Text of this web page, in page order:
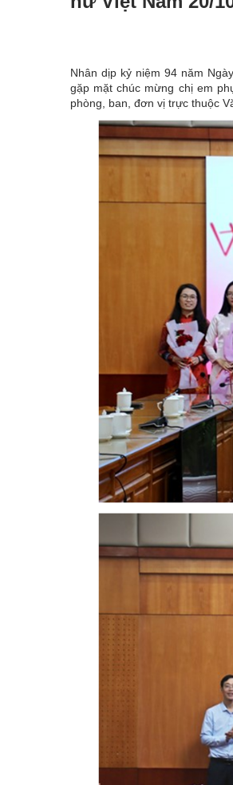
Nhân dịp kỷ niệm 94 năm
gặp mặt chúc mừng chị em
phòng, ban, đơn vị trực thuộc